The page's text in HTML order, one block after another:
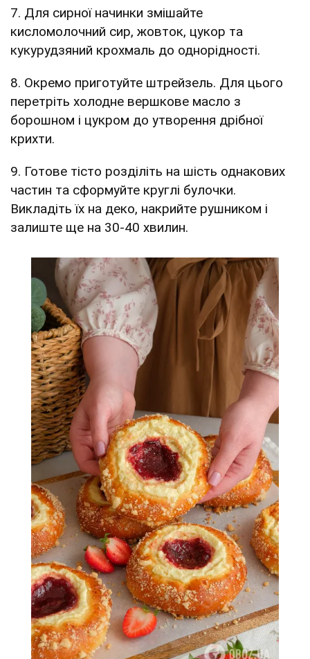
7. Для сирної начинки змішайте
кисломолочний сир, жовток, цукор та
кукурудзяний крохмаль до однорідності.
8. Окремо приготуйте штрейзель. Для цього
перетріть холодне вершкове масло з
борошном і цукром до утворення дрібної
крихти.
9. Готове тісто розділіть на шість однакових
частин та сформуйте круглі булочки.
Викладіть їх на деко, накрийте рушником і
залиште ще на 30-40 хвилин.